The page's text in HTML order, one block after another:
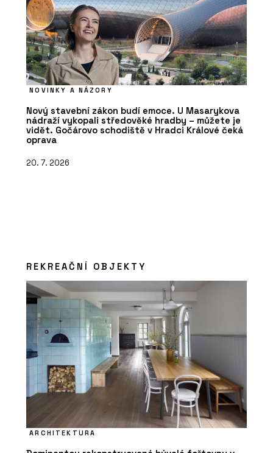
NOVINKY A NÁZORY
Nový stavební zákon budí emoce. U Masarykova
nádraží vykopali středověké hradby – můžete je
vidět. Gočárovo schodiště v Hradci Králové čeká
oprava
20. 7. 2026
REKREAČNÍ OBJEKTY
ARCHITEKTURA